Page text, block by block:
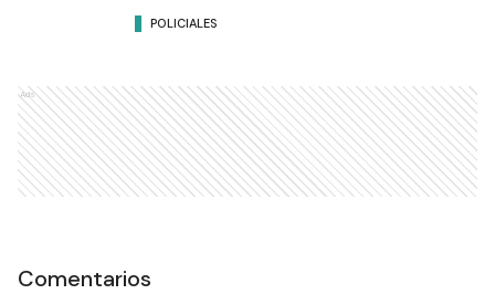
POLICIALES
Ads
Comentarios